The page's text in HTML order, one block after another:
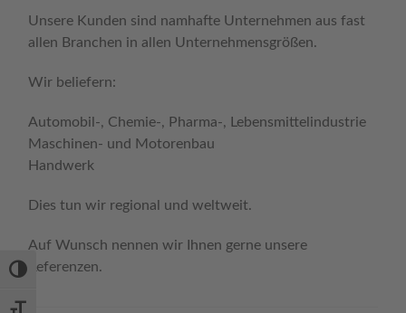
Umschalten auf hohe Kontraste
Unse­re Kun­den sind nam­haf­te Unter­neh­men aus fast
allen Bran­chen in allen Unternehmensgrößen.
Wir belie­fern:
Automobil‑, Chemie‑, Pharma‑, Lebensmittelindustrie
Maschinen- und Motorenbau
Handwerk
Dies tun wir regio­nal und weltweit.
Auf Wunsch nen­nen wir Ihnen ger­ne unse­re
Referenzen.